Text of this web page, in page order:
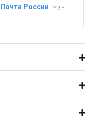
России
~ дн.